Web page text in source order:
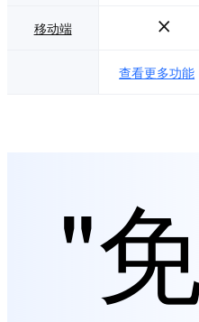
移动端
查看更多功能
"